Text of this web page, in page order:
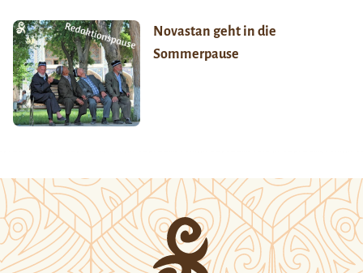
Novastan geht in die
Sommerpause